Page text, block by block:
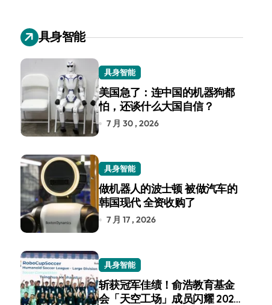
具身智能
具身智能
美国急了：连中国的机器狗都
怕，还谈什么大国自信？
7 月 30 , 2026
具身智能
做机器人的波士顿 被做汽车的
韩国现代 全资收购了
7 月 17 , 2026
具身智能
斩获冠军佳绩！俞浩教育基金
会「天空工场」成员闪耀 2026